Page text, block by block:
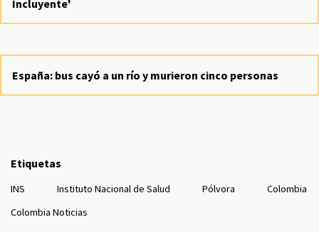
Incluyente'
España: bus cayó a un río y murieron cinco personas
Etiquetas
INS Instituto Nacional de Salud Pólvora
Colombia
Colombia Noticias